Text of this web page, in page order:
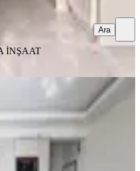
İNŞAAT
Ara
Karşısı Geniş Ve
Kirlk 1+1
Mahallesi